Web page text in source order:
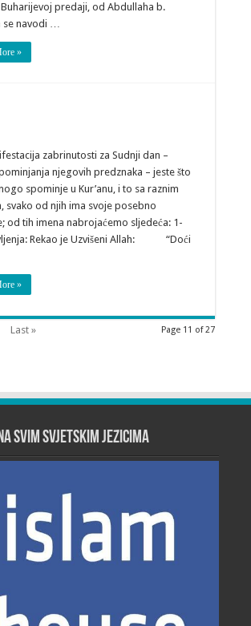
predaji, od Abdullaha b.
se navodi …
»
zabrinutosti za Sudnji dan –
njegovih predznaka – jeste što
spominje u Kur’anu, i to sa raznim
svako od njih ima svoje posebno
od tih imena nabrojaćemo sljedeća: 1-
Rekao je Uzvišeni Allah: “Doći
»
Page 11 of 27
Last »
svim svjetskim jezicima